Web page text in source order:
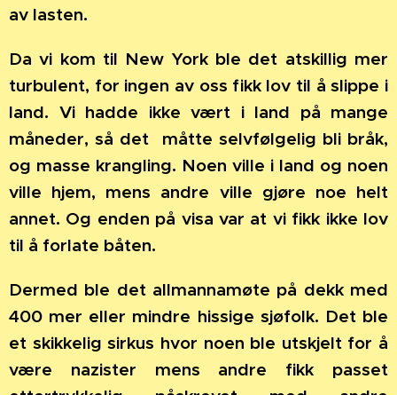
av lasten.
Da vi kom til New York ble det atskillig mer
turbulent, for ingen av oss fikk lov til å slippe i
land. Vi hadde ikke vært i land på mange
måneder, så det måtte selvfølgelig bli bråk,
og masse krangling. Noen ville i land og noen
ville hjem, mens andre ville gjøre noe helt
annet. Og enden på visa var at vi fikk ikke lov
til å forlate båten.
Dermed ble det allmannamøte på dekk med
400 mer eller mindre hissige sjøfolk. Det ble
et skikkelig sirkus hvor noen ble utskjelt for å
være nazister mens andre fikk passet